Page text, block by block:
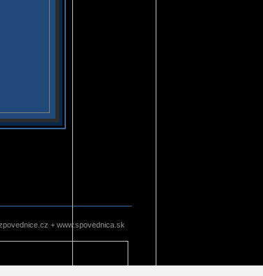
+ www.spovednica.sk